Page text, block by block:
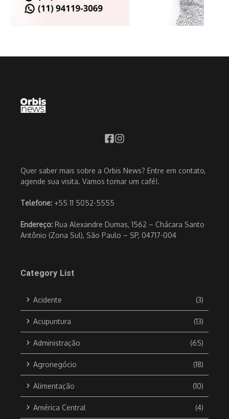
Quer saber mais sobre a Orbis News? Entre em contato,
agende sua visita. Vamos tomar um café!.
Telefone: +55 11 5052-5555
Endereço: Rua Alexandre Dumas, 1562 – Chácara Santo
Antônio (Zona Sul), São Paulo – SP, 04717-004
Category List
Acidente (3)
Acupuntura (13)
Administração (65)
Agronegócio (18)
Alimentação (10)
América Central (4)